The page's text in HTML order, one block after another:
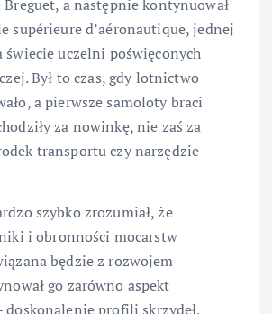
Breguet, a następnie kontynuował
supérieure d’aéronautique, jednej
świecie uczelni poświęconych
Był to czas, gdy lotnictwo
a pierwsze samoloty braci
za nowinkę, nie zaś za
transportu czy narzędzie
szybko zrozumiał, że
i obronności mocarstw
będzie z rozwojem
go zarówno aspekt
profili skrzydeł,